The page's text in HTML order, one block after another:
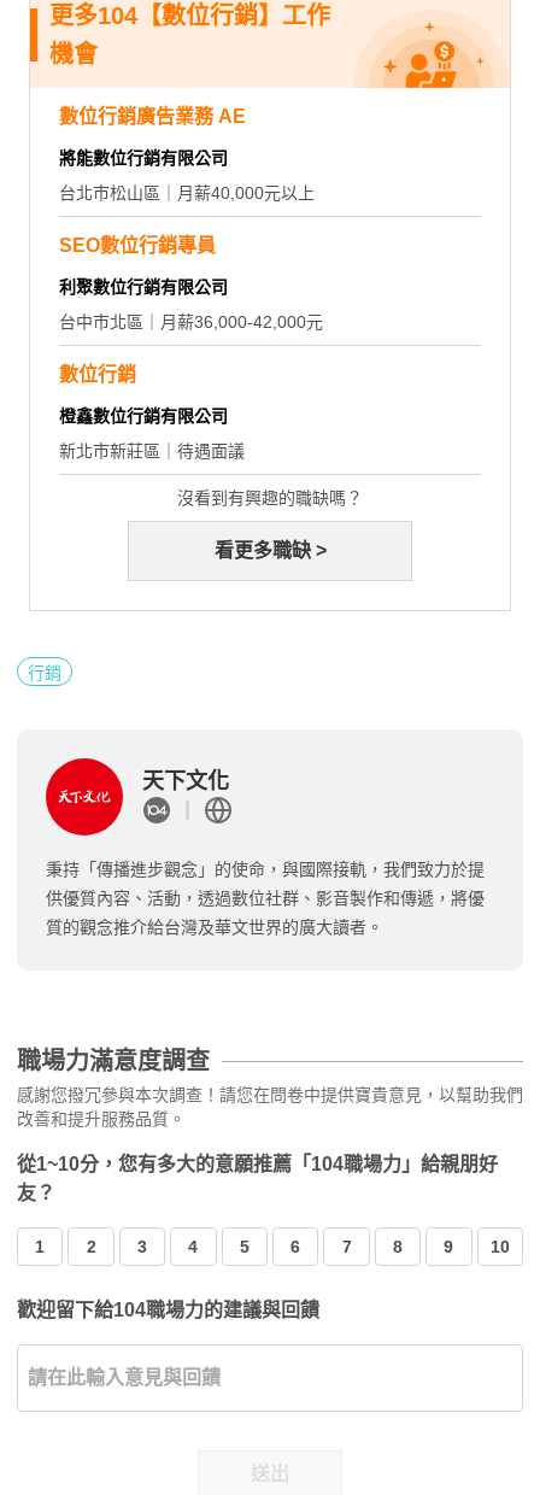
更多104【數位行銷】工作
機會
數位行銷廣告業務 AE
將能數位行銷有限公司
台北市松山區｜月薪40,000元以上
SEO數位行銷專員
利聚數位行銷有限公司
台中市北區｜月薪36,000-42,000元
數位行銷
橙鑫數位行銷有限公司
新北市新莊區｜待遇面議
沒看到有興趣的職缺嗎？
看更多職缺 >
行銷
天下文化
秉持「傳播進步觀念」的使命，與國際接軌，我們致力於提
供優質內容、活動，透過數位社群、影音製作和傳遞，將優
質的觀念推介給台灣及華文世界的廣大讀者。
職場力滿意度調查
感謝您撥冗參與本次調查！請您在問卷中提供寶貴意見，以幫助我們
改善和提升服務品質。
從1~10分，您有多大的意願推薦「104職場力」給親朋好
友？
1 2 3 4 5 6 7 8 9 10
歡迎留下給104職場力的建議與回饋
送出